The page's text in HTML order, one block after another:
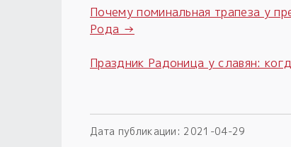
Почему поминальная трапеза у
Рода →
Праздник Радоница у славян:
Дата публикации: 2021-04-29